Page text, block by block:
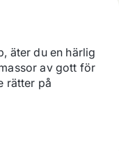
äter du en härlig
av gott för
rätter på